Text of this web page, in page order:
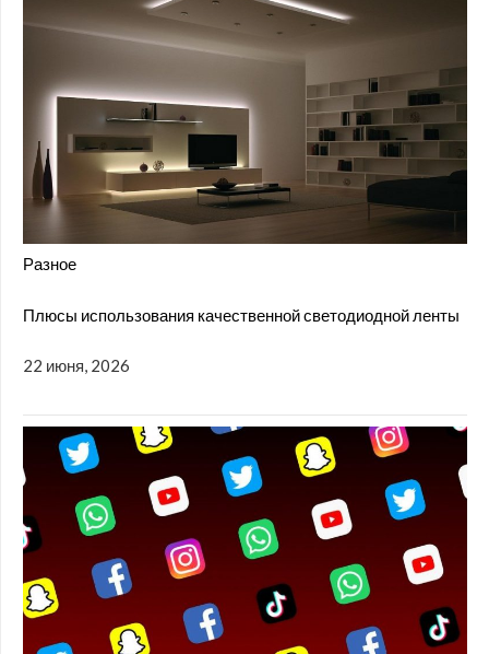
Разное
Плюсы использования качественной светодиодной ленты
22 июня, 2026